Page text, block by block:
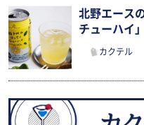
北野エース
チューハイ
カクテル